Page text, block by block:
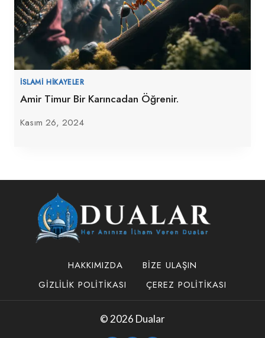
İSLAMI HIKAYELER
Amir Timur Bir Karıncadan Öğrenir.
Kasım 26, 2024
HAKKIMIZDA
BIZE ULAŞIN
GIZLILIK POLITIKASI
ÇEREZ POLITIKASI
© 2026 Dualar